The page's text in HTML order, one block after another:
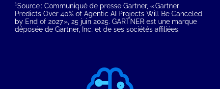
1Source : Communiqué de presse Gartner, « Gartner
Predicts Over 40% of Agentic AI Projects Will Be Canceled
by End of 2027 », 25 juin 2025. GARTNER est une marque
déposée de Gartner, Inc. et de ses sociétés affiliées.